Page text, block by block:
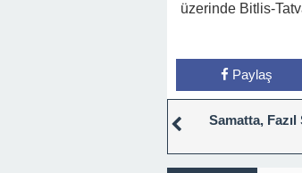
üzerinde Bitlis-
Paylaş
Samatta, Fazıl